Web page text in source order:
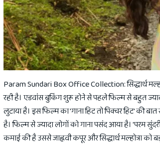
Param Sundari Box Office Collection: सिद्धार्थ
रही है। एडवांस बुकिंग शुरू होने से पहले फिल्म से बहुत
लुटाया है। इस फिल्म का 'गाना हिट तो पिक्चर हिट' की
है। फिल्म से ज्यादा लोगों को गाना पसंद आया है। 'परम
कमाई की है उससे जाह्नवी कपूर और सिद्धार्थ मल्होत्रा को